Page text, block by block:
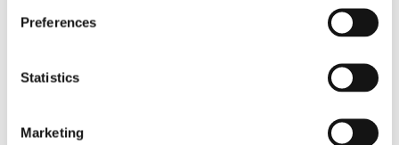
Preferences
Statistics
Marketing
HAMN/LOGISTIK